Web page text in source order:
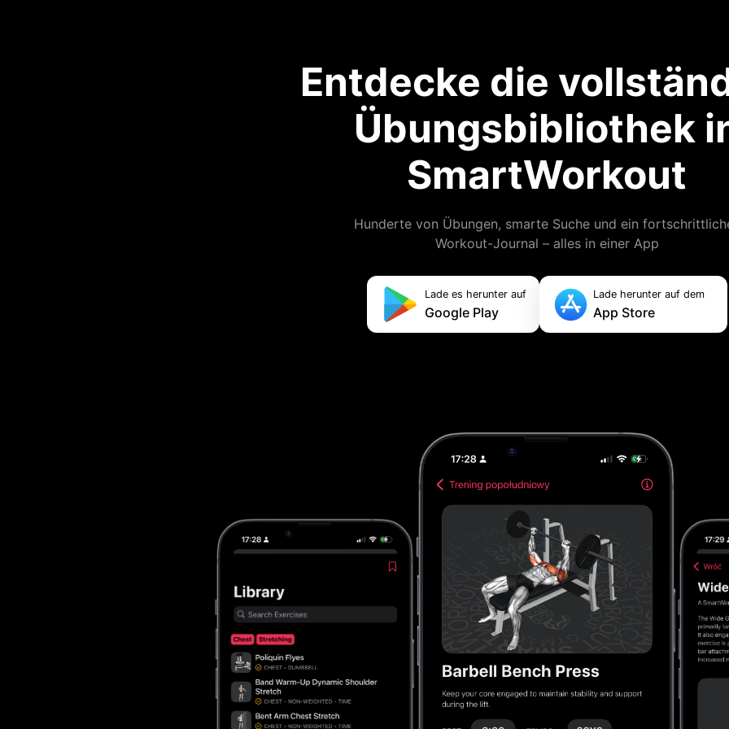
Entdecke die
Übungsbibliothek
SmartWorkout
Hunderte von Übungen, smarte Suche und ein
Workout-Journal – alles in einer App
Lade es herunter auf
Google Play
Lade herunter auf dem
App Store